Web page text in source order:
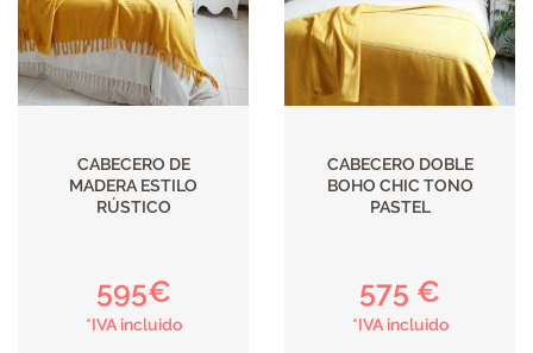
CABECERO DE
MADERA ESTILO
RÚSTICO
595€
*IVA incluido
CABECERO DOBLE
BOHO CHIC TONO
PASTEL
575 €
*IVA incluido